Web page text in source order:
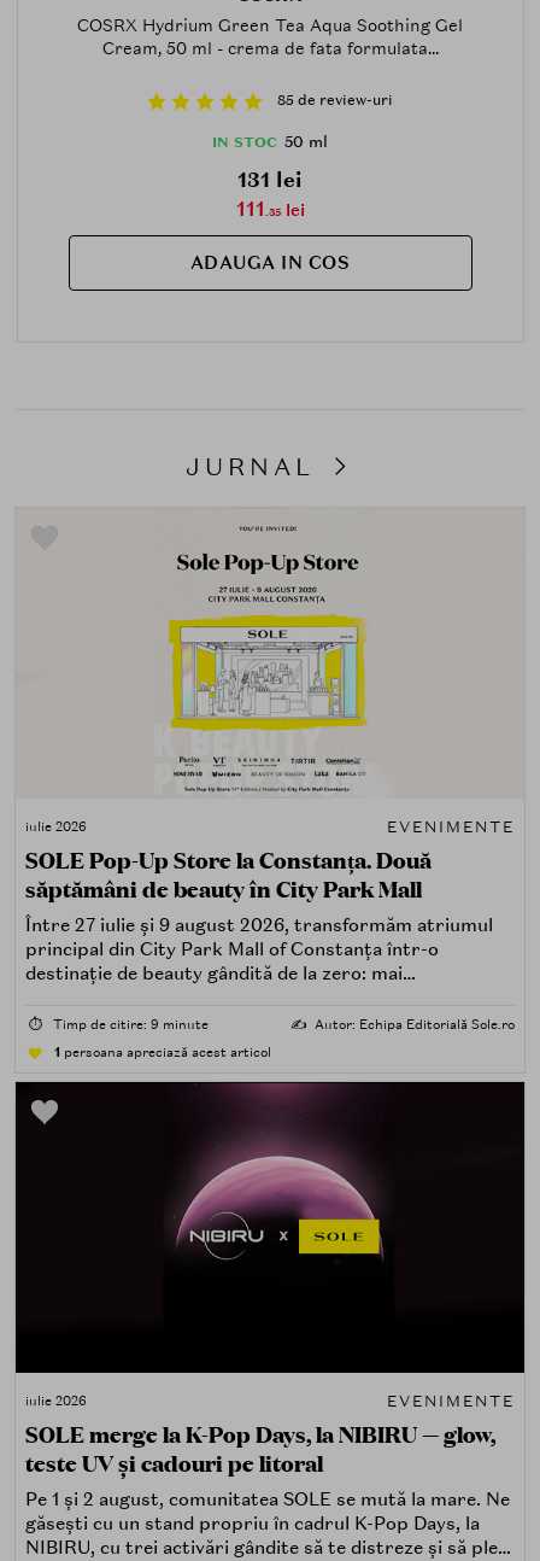
COSRX Hydrium Green Tea Aqua Soothing Gel
Cream, 50 ml - crema de fata formulata...
85 de review-uri
IN STOC 50 ml
131 lei
111.35lei
ADAUGA IN COS
JURNAL
iulie 2026 EVENIMENTE
SOLE Pop-Up Store la Constanța. Două
săptămâni de beauty în City Park Mall
Între 27 iulie și 9 august 2026, transformăm atriumul
principal din City Park Mall of Constanța într-o
destinație de beauty gândită de la zero: mai
care îți place, de fapt, să descoperi produse — testând,
atingând, comparând, întrebând.
⏱️ Timp de citire: 9 minute ✍️ Autor: Echipa Editorială Sole.ro
1 persoana apreciază acest articol
iulie 2026 EVENIMENTE
SOLE merge la K-Pop Days, la NIBIRU — glow,
teste UV și cadouri pe litoral
Pe 1 și 2 august, comunitatea SOLE se mută la mare. Ne
găsești cu un stand propriu în cadrul K-Pop Days, la
NIBIRU, cu trei activări gândite să te distreze și să pleci